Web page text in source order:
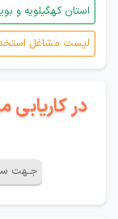
استان کهگیلویه و
لیست مشاغل
در کاریابی
جـهت